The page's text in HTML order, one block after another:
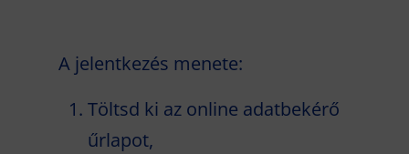
A jelentkezés menete:
Töltsd ki az online adatbekérő
űrlapot,